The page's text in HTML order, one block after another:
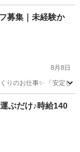
募集｜未経験か
8月8日
のお仕事✨ 「安定し
ぶだけ♪時給140